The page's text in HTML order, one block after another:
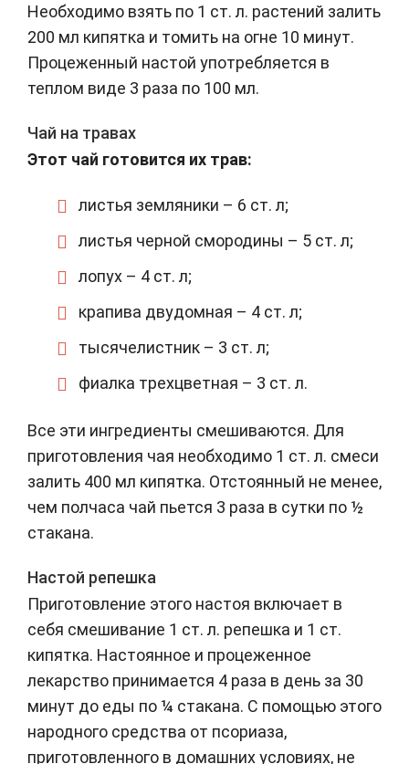
Необходимо взять по 1 ст. л. растений залить
200 мл кипятка и томить на огне 10 минут.
Процеженный настой употребляется в
теплом виде 3 раза по 100 мл.
Чай на травах
Этот чай готовится их трав:
листья земляники – 6 ст. л;
листья черной смородины – 5 ст. л;
лопух – 4 ст. л;
крапива двудомная – 4 ст. л;
тысячелистник – 3 ст. л;
фиалка трехцветная – 3 ст. л.
Все эти ингредиенты смешиваются. Для
приготовления чая необходимо 1 ст. л. смеси
залить 400 мл кипятка. Отстоянный не менее,
чем полчаса чай пьется 3 раза в сутки по ½
стакана.
Настой репешка
Приготовление этого настоя включает в
себя смешивание 1 ст. л. репешка и 1 ст.
кипятка. Настоянное и процеженное
лекарство принимается 4 раза в день за 30
минут до еды по ¼ стакана. С помощью этого
народного средства от псориаза,
приготовленного в домашних условиях, не